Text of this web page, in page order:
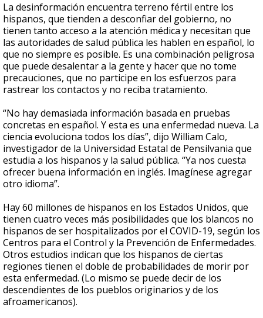
La desinformación encuentra terreno fértil entre los
hispanos, que tienden a desconfiar del gobierno, no
tienen tanto acceso a la atención médica y necesitan que
las autoridades de salud pública les hablen en español, lo
que no siempre es posible. Es una combinación peligrosa
que puede desalentar a la gente y hacer que no tome
precauciones, que no participe en los esfuerzos para
rastrear los contactos y no reciba tratamiento.
“No hay demasiada información basada en pruebas
concretas en español. Y esta es una enfermedad nueva. La
ciencia evoluciona todos los días”, dijo William Calo,
investigador de la Universidad Estatal de Pensilvania que
estudia a los hispanos y la salud pública. “Ya nos cuesta
ofrecer buena información en inglés. Imagínese agregar
otro idioma”.
Hay 60 millones de hispanos en los Estados Unidos, que
tienen cuatro veces más posibilidades que los blancos no
hispanos de ser hospitalizados por el COVID-19, según los
Centros para el Control y la Prevención de Enfermedades.
Otros estudios indican que los hispanos de ciertas
regiones tienen el doble de probabilidades de morir por
esta enfermedad. (Lo mismo se puede decir de los
descendientes de los pueblos originarios y de los
afroamericanos).